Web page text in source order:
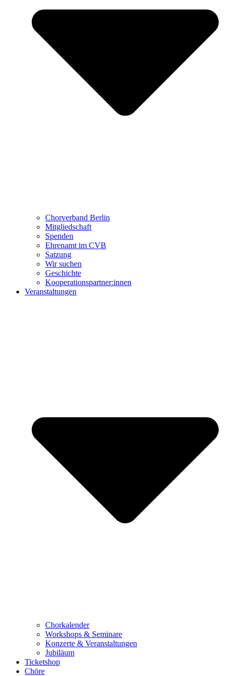
Chorverband Berlin
Mitgliedschaft
Spenden
Ehrenamt im CVB
Satzung
Wir suchen
Geschichte
Kooperationspartner:innen
Veranstaltungen
Chorkalender
Workshops & Seminare
Konzerte & Veranstaltungen
Jubiläum
Ticketshop
Chöre